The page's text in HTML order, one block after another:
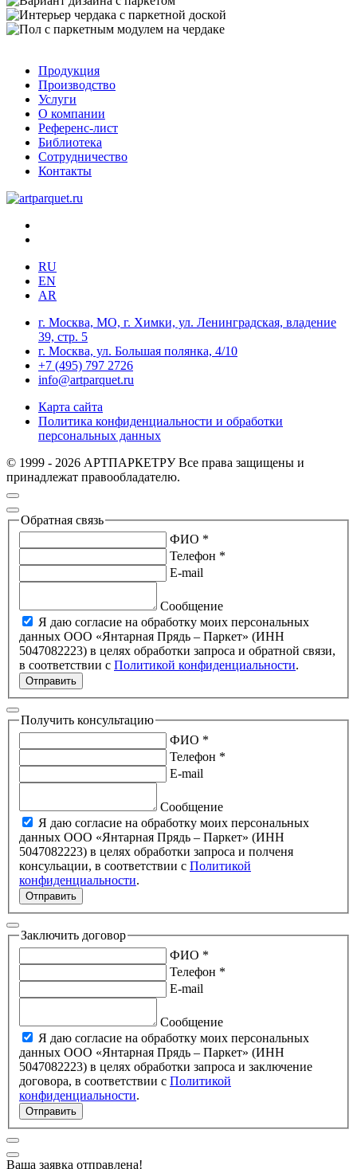
Продукция
Производство
Услуги
О компании
Референс-лист
Библиотека
Сотрудничество
Контакты
RU
EN
AR
г. Москва, МО, г. Химки, ул. Ленинградская, владение
39, стр. 5
г. Москва, ул. Большая полянка, 4/10
+7 (495) 797 2726
info@artparquet.ru
Карта сайта
Политика конфиденциальности и обработки
персональных данных
© 1999 - 2026 АРТПАРКЕТРУ Все права защищены и
принадлежат правообладателю.
Обратная связь
ФИО *
Телефон *
E-mail
Сообщение
Я даю согласие на обработку моих персональных
данных ООО «Янтарная Прядь – Паркет» (ИНН
5047082223) в целях обработки запроса и обратной связи,
в соответствии с Политикой конфиденциальности.
Отправить
Получить консультацию
ФИО *
Телефон *
E-mail
Сообщение
Я даю согласие на обработку моих персональных
данных ООО «Янтарная Прядь – Паркет» (ИНН
5047082223) в целях обработки запроса и полченя
консульации, в соответствии с Политикой
конфиденциальности.
Отправить
Заключить договор
ФИО *
Телефон *
E-mail
Сообщение
Я даю согласие на обработку моих персональных
данных ООО «Янтарная Прядь – Паркет» (ИНН
5047082223) в целях обработки запроса и заключение
договора, в соответствии с Политикой
конфиденциальности.
Отправить
Ваша заявка отправлена!